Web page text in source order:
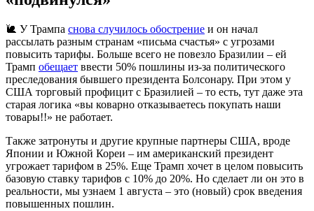
🐌 У Трампа снова случилось обострение и он начал
рассылать разным странам «письма счастья» с угрозами
повысить тарифы. Больше всего не повезло Бразилии – ей
Трамп обещает ввести 50% пошлины из-за политического
преследования бывшего президента Болсонару. При этом у
США торговый профицит с Бразилией – то есть, тут даже эта
старая логика «вы коварно отказываетесь покупать наши
товары!!» не работает.
Также затронуты и другие крупные партнеры США, вроде
Японии и Южной Кореи – им американский президент
угрожает тарифом в 25%. Еще Трамп хочет в целом повысить
базовую ставку тарифов с 10% до 20%. Но сделает ли он это в
реальности, мы узнаем 1 августа – это (новый) срок введения
повышенных пошлин.